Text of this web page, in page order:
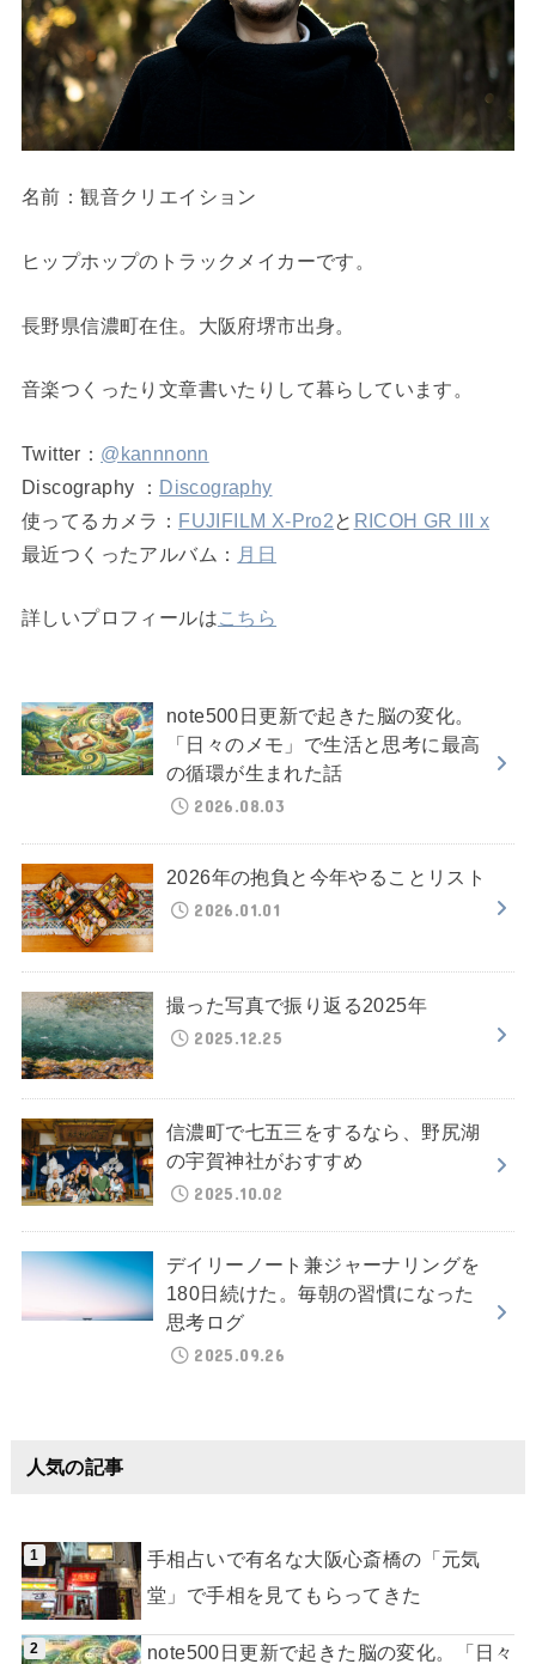
名前：観音クリエイション
ヒップホップのトラックメイカーです。
長野県信濃町在住。大阪府堺市出身。
音楽つくったり文章書いたりして暮らしています。
Twitter： @kannnonn
Discography ： Discography
使ってるカメラ： FUJIFILM X-Pro2と RICOH GR III x
最近つくったアルバム： 月日
詳しいプロフィールはこちら
note500日更新で起きた脳の変化。
「日々のメモ」で生活と思考に最高
の循環が生まれた話
2026.08.03
2026年の抱負と今年やることリスト
2026.01.01
撮った写真で振り返る2025年
2025.12.25
信濃町で七五三をするなら、野尻湖
の宇賀神社がおすすめ
2025.10.02
デイリーノート兼ジャーナリングを
180日続けた。毎朝の習慣になった
思考ログ
2025.09.26
人気の記事
手相占いで有名な大阪心斎橋の「元気
堂」で手相を見てもらってきた
note500日更新で起きた脳の変化。「日々